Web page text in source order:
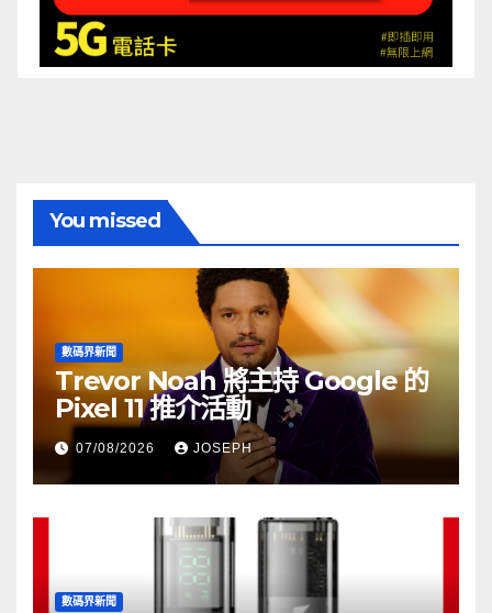
You missed
數碼界新聞
Trevor Noah 將主持 Google 的
Pixel 11 推介活動
07/08/2026 JOSEPH
數碼界新聞